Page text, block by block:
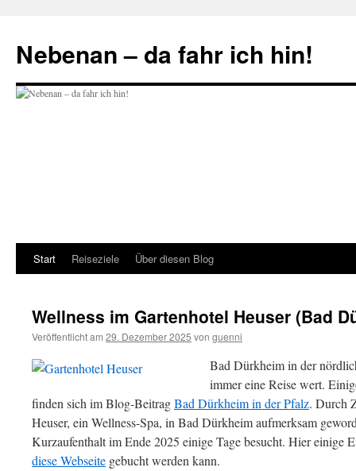
springen
Nebenan – da fahr ich hin!
Start Reiseziele Über diesen Blog
Wellness im Gartenhotel Heuser (Bad
Veröffentlicht am 29. Dezember 2025 von guenni
Bad Dürkheim in der
immer eine Reise wert.
finden sich im Blog-BeitragBad Dürkheim in der Pfalz. Durch
Heuser, ein Wellness-Spa, in Bad Dürkheim aufmerksam
Kurzaufenthalt im Ende 2025 einige Tage besucht. Hier einige
diese Webseite gebucht werden kann.